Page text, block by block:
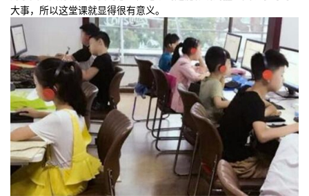
大事，所以这堂课就显得很有意义。